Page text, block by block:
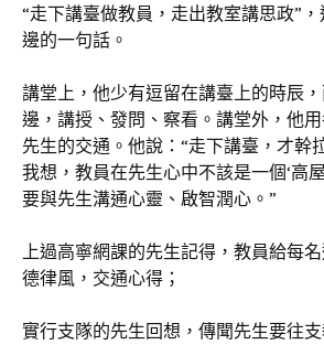
“走下講臺做教員，走出教室講思政”
邊的一句話。
講堂上，他少有逗留在講臺上的時辰
邊，講授、發問、察看。講堂外，他
先生的交通。他說：“走下講臺，才幹
我想，教員在先生心中不該是一個‘高
要與先生溝通心靈、啟智潤心。”
上過高寧網課的先生記得，教員給每
德律風，交通心得；
實行支隊的先生回想，傳聞先生要往